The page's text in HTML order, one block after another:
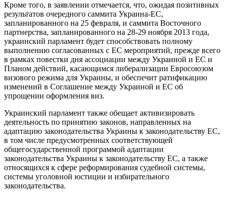
Кроме того, в заявлении отмечается, что, ожидая позитивных
результатов очередного саммита Украина-ЕС,
запланированного на 25 февраля, и саммита Восточного
партнерства, запланированного на 28-29 ноября 2013 года,
украинский парламент будет способствовать полному
выполнению согласованных с ЕС мероприятий, прежде всего
в рамках повестки дня ассоциации между Украиной и ЕС и
Планом действий, касающимся либерализации Евросоюзом
визового режима для Украины, и обеспечит ратификацию
изменений в Соглашение между Украиной и ЕС об
упрощении оформления виз.
Украинский парламент также обещает активизировать
деятельность по принятию законов, направленных на
адаптацию законодательства Украины к законодательству ЕС,
в том числе предусмотренных соответствующей
общегосударственной программой адаптации
законодательства Украины к законодательству ЕС, а также
относящихся к сфере реформирования судебной системы,
системы уголовной юстиции и избирательного
законодательства.